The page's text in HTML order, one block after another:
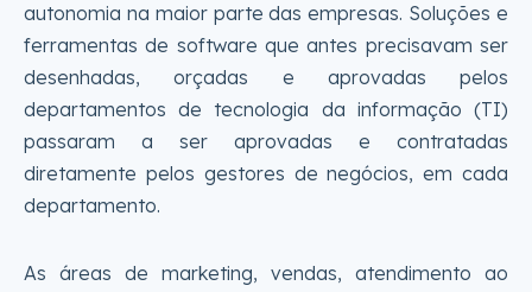
autonomia na maior parte das empresas. Soluções e
ferramentas de software que antes precisavam ser
desenhadas, orçadas e aprovadas pelos
departamentos de tecnologia da informação (TI)
passaram a ser aprovadas e contratadas
diretamente pelos gestores de negócios, em cada
departamento.
As áreas de marketing, vendas, atendimento ao